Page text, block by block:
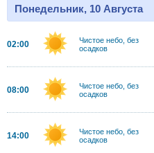
Понедельник, 10 Августа
02:00
Чистое небо, без
осадков
08:00
Чистое небо, без
осадков
14:00
Чистое небо, без
осадков